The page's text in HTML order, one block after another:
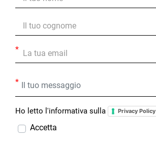
*
*
Ho letto l'informativa sulla Privacy Policy
Accetta